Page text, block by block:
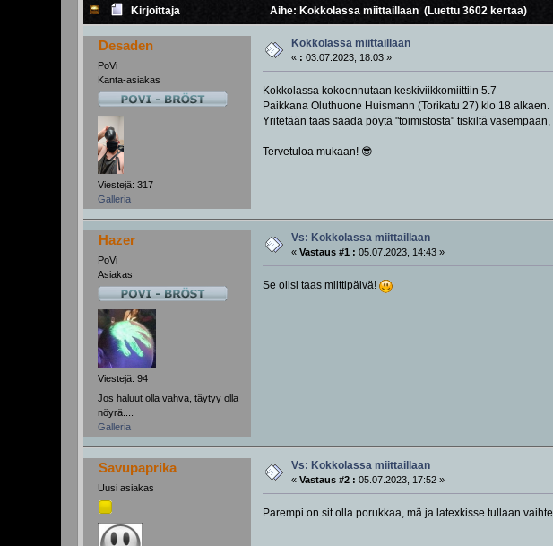
Kirjoittaja Aihe: Kokkolassa miittaillaan (Luettu 3602 kertaa)
Desaden
PoVi
Kanta-asiakas
Viestejä: 317
Galleria
Kokkolassa miittaillaan
« : 03.07.2023, 18:03 »
Kokkolassa kokoonnutaan keskiviikkomiittiin 5.7
Paikkana Oluthuone Huismann (Torikatu 27) klo 18 alkaen.
Yritetään taas saada pöytä "toimistosta" tiskiltä
Tervetuloa mukaan! 😎
Hazer
PoVi
Asiakas
Viestejä: 94
Jos haluut olla vahva, täytyy olla
nöyrä....
Galleria
Vs: Kokkolassa miittaillaan
«Vastaus #1 : 05.07.2023, 14:43 »
Se olisi taas miittipäivä!
Savupaprika
Uusi asiakas
Vs: Kokkolassa miittaillaan
«Vastaus #2 : 05.07.2023, 17:52 »
Parempi on sit olla porukkaa, mä ja latexkisse tullaan